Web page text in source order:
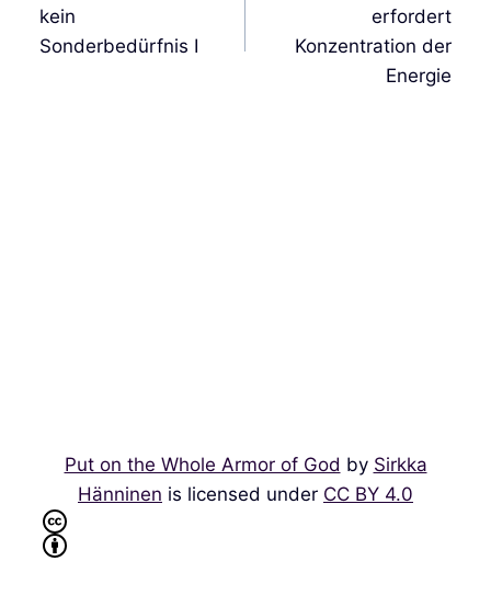
kein
Sonderbedürfnis I
erfordert
Konzentration der
Energie
Put on the Whole Armor of God by Sirkka
Hänninen is licensed under CC BY 4.0